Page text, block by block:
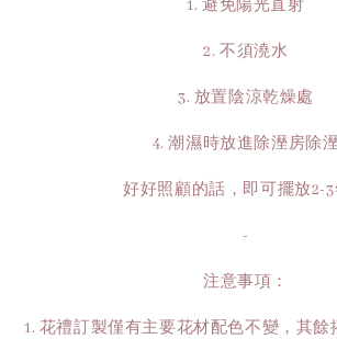
1. 避免陽光直射
2. 不須澆水
3. 放置陰涼乾燥處
4. 潮濕時放進除溼房除
好好照顧的話，即可擺放2-
-
注意事項：
1. 花禮訂製僅有主要花材配色不變，其餘